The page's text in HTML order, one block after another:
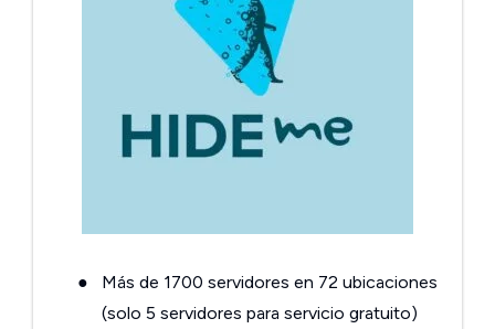
●
Más de 1700 servidores en 72 ubicaciones
(solo 5 servidores para servicio gratuito)